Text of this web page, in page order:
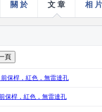
關 於 文 章 相 片
保桿，紅色，無雷達孔
保桿，紅色，無雷達孔